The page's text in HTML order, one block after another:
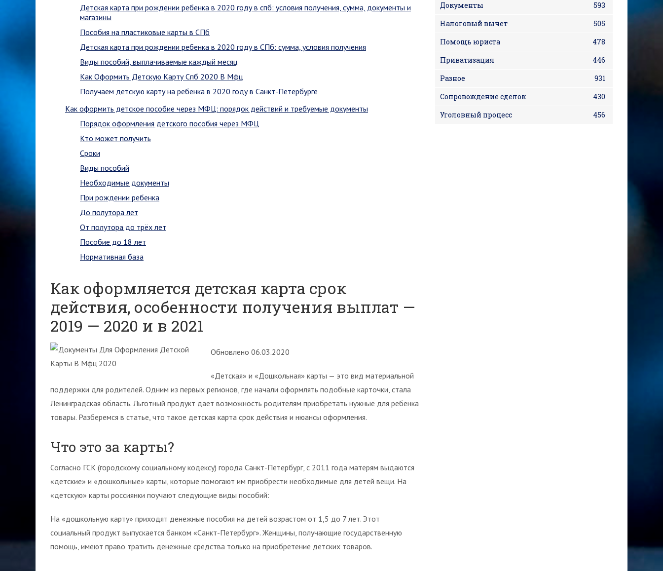
Детская карта при рождении ребенка в 2020 году в спб: условия получения, сумма, документы и
магазины
Пособия на пластиковые карты в СПб
Детская карта при рождении ребенка в 2020 году в СПб: сумма, условия получения
Виды пособий, выплачиваемые каждый месяц
Как Оформить Детскую Карту Спб 2020 В Мфц
Получаем детскую карту на ребенка в 2020 году в Санкт-Петербурге
Как оформить детское пособие через МФЦ: порядок действий и требуемые документы
Порядок оформления детского пособия через МФЦ
Кто может получить
Сроки
Виды пособий
Необходимые документы
При рождении ребенка
До полутора лет
От полутора до трёх лет
Пособие до 18 лет
Нормативная база
Как оформляется детская карта срок
действия, особенности получения выплат —
2019 — 2020 и в 2021
Обновлено 06.03.2020
«Детская» и «Дошкольная» карты — это вид материальной
поддержки для родителей. Одним из первых регионов, где начали оформлять подобные карточки, стала
Ленинградская область. Льготный продукт дает возможность родителям приобретать нужные для ребенка
товары. Разберемся в статье, что такое детская карта срок действия и нюансы оформления.
Что это за карты?
Согласно ГСК (городскому социальному кодексу) города Санкт-Петербург, с 2011 года матерям выдаются
«детские» и «дошкольные» карты, которые помогают им приобрести необходимые для детей вещи. На
«детскую» карты россиянки поучают следующие виды пособий:
На «дошкольную карту» приходят денежные пособия на детей возрастом от 1,5 до 7 лет. Этот
социальный продукт выпускается банком «Санкт-Петербург». Женщины, получающие государственную
помощь, имеют право тратить денежные средства только на приобретение детских товаров.
Документы
593
Налоговый вычет
505
Помощь юриста
478
Приватизация
446
Разное
931
Сопровождение сделок
430
Уголовный процесс
456